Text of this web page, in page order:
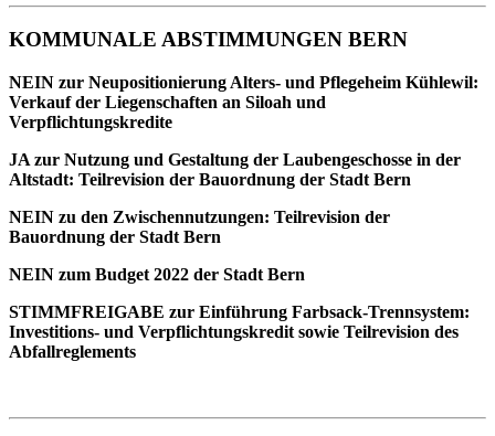
KOMMUNALE ABSTIMMUNGEN BERN
NEIN zur Neupositionierung Alters- und Pflegeheim Kühlewil:
Verkauf der Liegenschaften an Siloah und
Verpflichtungskredite
JA zur Nutzung und Gestaltung der Laubengeschosse in der
Altstadt: Teilrevision der Bauordnung der Stadt Bern
NEIN zu den Zwischennutzungen: Teilrevision der
Bauordnung der Stadt Bern
NEIN zum Budget 2022 der Stadt Bern
STIMMFREIGABE zur Einführung Farbsack-Trennsystem:
Investitions- und Verpflichtungskredit sowie Teilrevision des
Abfallreglements